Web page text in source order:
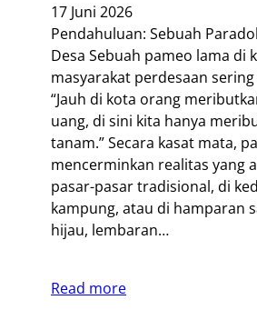
17 Juni 2026
Pendahuluan: Sebuah
Desa Sebuah pameo lama di
masyarakat perdesaan
“Jauh di kota orang
uang, di sini kita hanya
tanam.” Secara kasat mata,
mencerminkan realitas yang
pasar-pasar tradisional, di
kampung, atau di hamparan
hijau, lembaran…
Read more